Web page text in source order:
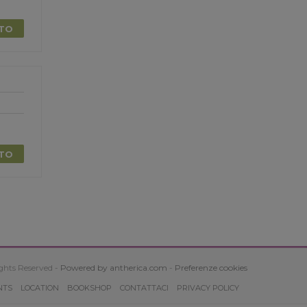
Reserved - Powered by antherica.com - Preferenze cookies
LOCATION BOOKSHOP CONTATTACI PRIVACY POLICY